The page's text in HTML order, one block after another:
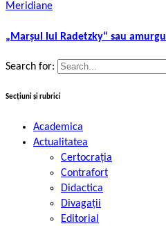
Meridiane
„Marşul lui Radetzky“ sau amurgul
Search for:
Secțiuni și rubrici
Academica
Actualitatea
Certocrația
Contrafort
Didactica
Divagații
Editorial